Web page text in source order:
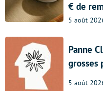
€ de
5 août
Panne
grosses
5 août